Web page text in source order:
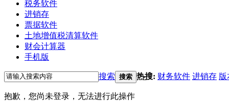
税务软件
进销存
票据软件
土地增值税清算软件
财会计算器
手机版
搜索 搜索 热搜: 财务软件 进销存 版
抱歉，您尚未登录，无法进行此操作